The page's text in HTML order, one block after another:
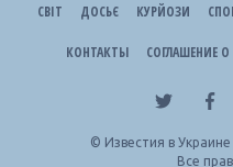
СВІТ ДОСЬЄ КУРЙОЗИ
КОНТАКТЫ СОГЛАШЕНИЕ
© Известия в
Все